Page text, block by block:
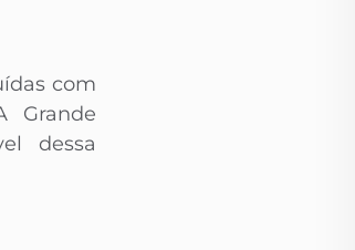
com
Grande
dessa